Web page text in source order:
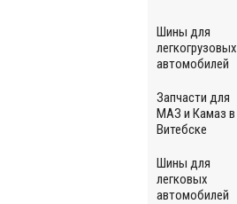
Шины для
легкогрузовых
автомобилей
Запчасти для
МАЗ и Камаз в
Витебске
Шины для
легковых
автомобилей